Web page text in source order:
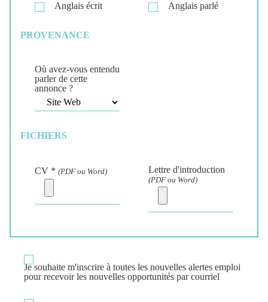
Anglais écrit Anglais parlé
PROVENANCE
Où avez-vous entendu
parler de cette
annonce ?
FICHIERS
CV * (PDF ou Word) Lettre d'introduction
(PDF ou Word)
Je souhaite m'inscrire à toutes les nouvelles alertes emploi
pour recevoir les nouvelles opportunités par courriel